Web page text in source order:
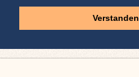
Verstanden